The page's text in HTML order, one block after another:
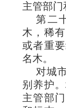
主管部门
第二
木，稀
或者重
名木。
对城
别养护
主管部